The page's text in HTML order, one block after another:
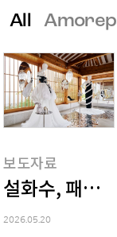
All
보도자료
설화수, 패션
2026.05.20